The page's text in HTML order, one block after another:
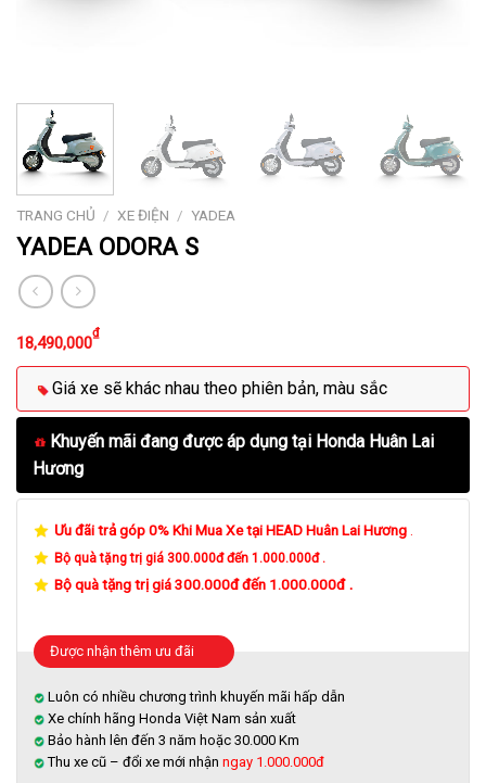
TRANG CHỦ / XE ĐIỆN / YADEA
YADEA ODORA S
18,490,000
₫
Giá xe sẽ khác nhau theo phiên bản, màu sắc
Khuyến mãi đang được áp dụng tại Honda Huân Lai
Hương
Ưu đãi trả góp 0% Khi Mua Xe tại HEAD Huân Lai Hương
Bộ quà tặng trị giá 300.000đ đến 1.000.000đ .
Bộ quà tặng trị giá 300.000đ đến 1.000.000đ.
Được nhận thêm ưu đãi
Luôn có nhiều chương trình khuyến mãi hấp dẫn
Xe chính hãng Honda Việt Nam sản xuất
Bảo hành lên đến 3 năm hoặc 30.000 Km
Thu xe cũ – đổi xe mới nhận ngay 1.000.000đ